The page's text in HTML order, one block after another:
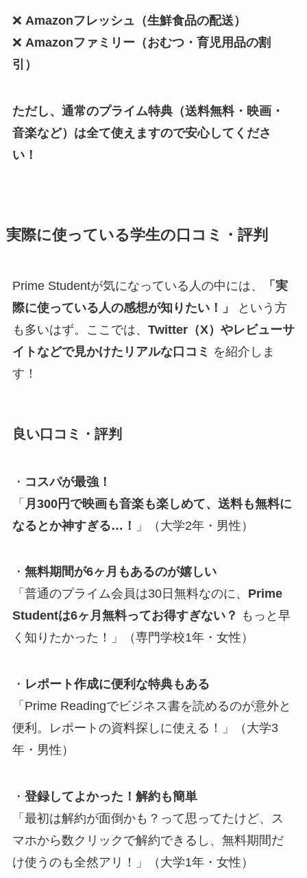
❌ Amazonフレッシュ（生鮮食品の配送）
❌ Amazonファミリー（おむつ・育児用品の割
引）
ただし、通常のプライム特典（送料無料・映画・
音楽など）は全て使えますので安心してくださ
い！
実際に使っている学生の口コミ・評判
Prime Studentが気になっている人の中には、
「実
際に使っている人の感想が知りたい！」
という方
も多いはず。ここでは、 Twitter（X）やレビューサ
イトなどで見かけたリアルな口コミ を紹介しま
す！
良い口コミ・評判
・ コスパが最強！
「 月300円で映画も音楽も楽しめて、送料も無料に
なるとか神すぎる…！
」（大学2年・男性）
・ 無料期間が6ヶ月もあるのが嬉しい
「普通のプライム会員は30日無料なのに、 Prime
Studentは6ヶ月無料ってお得すぎない？ もっと早
く知りたかった！」（専門学校1年・女性）
・ レポート作成に便利な特典もある
「Prime Readingでビジネス書を読めるのが意外と
便利。レポートの資料探しに使える！」（大学3
年・男性）
・ 登録してよかった！解約も簡単
「最初は解約が面倒かも？って思ってたけど、ス
マホから数クリックで解約できるし、無料期間だ
け使うのも全然アリ！」（大学1年・女性）